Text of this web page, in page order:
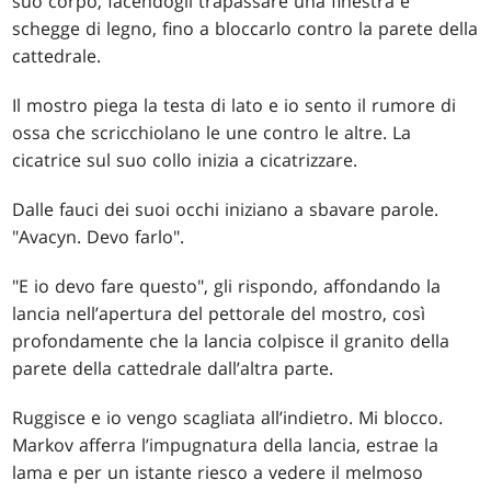
schegge di legno, fino a bloccarlo contro la parete della
cattedrale.
Il mostro piega la testa di lato e io sento il rumore di
ossa che scricchiolano le une contro le altre. La
cicatrice sul suo collo inizia a cicatrizzare.
Dalle fauci dei suoi occhi iniziano a sbavare parole.
"Avacyn. Devo farlo".
"E io devo fare questo", gli rispondo, affondando la
lancia nell’apertura del pettorale del mostro, così
profondamente che la lancia colpisce il granito della
parete della cattedrale dall’altra parte.
Ruggisce e io vengo scagliata all’indietro. Mi blocco.
Markov afferra l’impugnatura della lancia, estrae la
lama e per un istante riesco a vedere il melmoso